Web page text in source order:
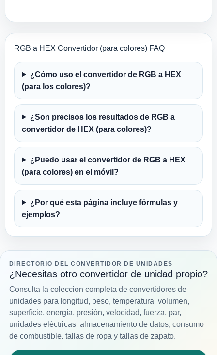
RGB a HEX Convertidor (para colores) FAQ
¿Cómo uso el convertidor de RGB a HEX
(para los colores)?
¿Son precisos los resultados de RGB a
convertidor de HEX (para colores)?
¿Puedo usar el convertidor de RGB a HEX
(para colores) en el móvil?
¿Por qué esta página incluye fórmulas y
ejemplos?
DIRECTORIO DEL CONVERTIDOR DE UNIDADES
¿Necesitas otro convertidor de unidad propio?
Consulta la colección completa de convertidores de
unidades para longitud, peso, temperatura, volumen,
superficie, energía, presión, velocidad, fuerza, par,
unidades eléctricas, almacenamiento de datos, consumo
de combustible, tallas de ropa y tallas de zapato.